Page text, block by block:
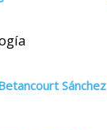
Sánchez